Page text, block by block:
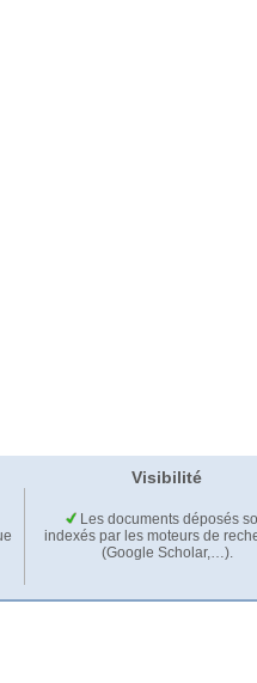
Visibilité
Les documents déposés
indexés par les moteurs de
(Google Scholar,…).